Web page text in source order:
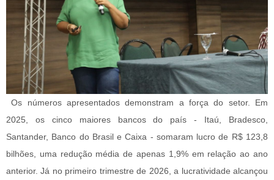
Os números apresentados demonstram a força do setor. Em
2025, os cinco maiores bancos do país - Itaú, Bradesco,
Santander, Banco do Brasil e Caixa - somaram lucro de R$ 123,8
bilhões, uma redução média de apenas 1,9% em relação ao ano
anterior. Já no primeiro trimestre de 2026, a lucratividade alcançou